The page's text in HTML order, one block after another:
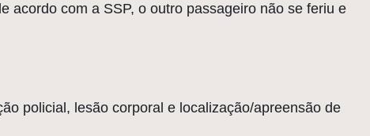
acordo com a SSP, o outro passageiro não se feriu e
policial, lesão corporal e localização/apreensão de